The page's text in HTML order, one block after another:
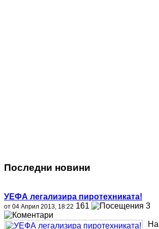
Последни новини
УЕФА легализира пиротехниката!
от 04 Април 2013, 18:22 161 3